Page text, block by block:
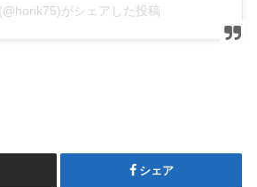
がシェアした投稿
シェア